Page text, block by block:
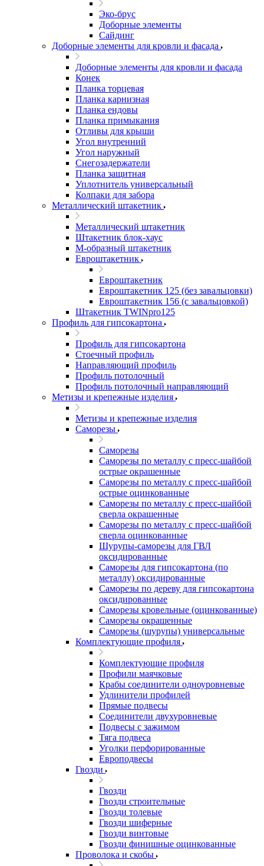
Эко-брус
Доборные элементы
Сайдинг
Доборные элементы для кровли и фасада
Доборные элементы для кровли и фасада
Конек
Планка торцевая
Планка карнизная
Планка ендовы
Планка примыкания
Отливы для крыши
Угол внутренний
Угол наружный
Снегозадержатели
Планка защитная
Уплотнитель универсальный
Колпаки для забора
Металлический штакетник
Металлический штакетник
Штакетник блок-хаус
М-образный штакетник
Евроштакетник
Евроштакетник
Евроштакетник 125 (без завальцовки)
Евроштакетник 156 (с завальцовкой)
Штакетник TWINpro125
Профиль для гипсокартона
Профиль для гипсокартона
Стоечный профиль
Направляющий профиль
Профиль потолочный
Профиль потолочный направляющий
Метизы и крепежные изделия
Метизы и крепежные изделия
Саморезы
Саморезы
Саморезы по металлу с пресс-шайбой
острые окрашенные
Саморезы по металлу с пресс-шайбой
острые оцинкованные
Саморезы по металлу с пресс-шайбой
сверла окрашенные
Саморезы по металлу с пресс-шайбой
сверла оцинкованные
Шурупы-саморезы для ГВЛ
оксидированные
Саморезы для гипсокартона (по
металлу) оксидированные
Саморезы по дереву для гипсокартона
оксидированные
Саморезы кровельные (оцинкованные)
Саморезы окрашенные
Саморезы (шурупы) универсальные
Комплектующие профиля
Комплектующие профиля
Профили маячковые
Крабы соединители одноуровневые
Удлинители профилей
Прямые подвесы
Соединители двухуровневые
Подвесы с зажимом
Тяга подвеса
Уголки перфорированные
Европодвесы
Гвозди
Гвозди
Гвозди строительные
Гвозди толевые
Гвозди шиферные
Гвозди винтовые
Гвозди финишные оцинкованные
Проволока и скобы